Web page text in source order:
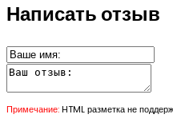
Написать отзыв
Примечание:HTML разметка не